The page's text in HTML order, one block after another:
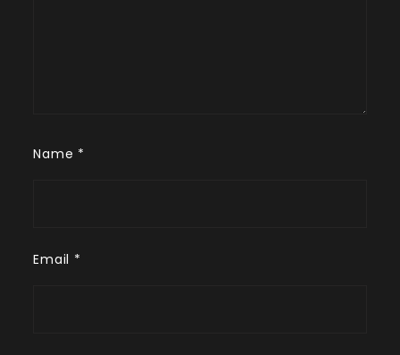
Name *
Email *